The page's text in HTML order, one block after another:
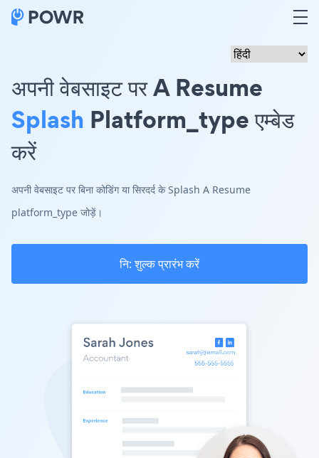
अपनी वेबसाइट पर A Resume
Splash Platform_type एम्बेड
करें
अपनी वेबसाइट पर बिना कोडिंग या सिरदर्द के Splash A Resume
platform_type जोड़ें।
नि: शुल्क प्रारंभ करें